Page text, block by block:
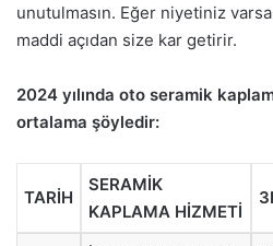
unutulmasın. Eğer niyetiniz
maddi açıdan size kar getirir.
2024 yılında oto seramik
ortalama şöyledir:
TARİH
SERAMİK
KAPLAMA HİZMETİ